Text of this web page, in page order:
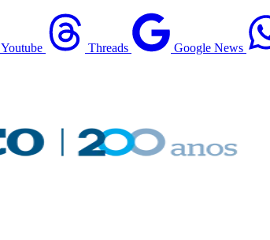
Youtube Threads Google News